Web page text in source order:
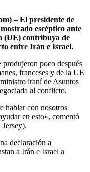
– El presidente de
escéptico ante
(UE) contribuya de
entre Irán e Israel.
produjeron poco después
franceses y de la UE
iraní de Asuntos
al conflicto.
hablar con nosotros
en esto», comentó
declaración a
a Irán e Israel a